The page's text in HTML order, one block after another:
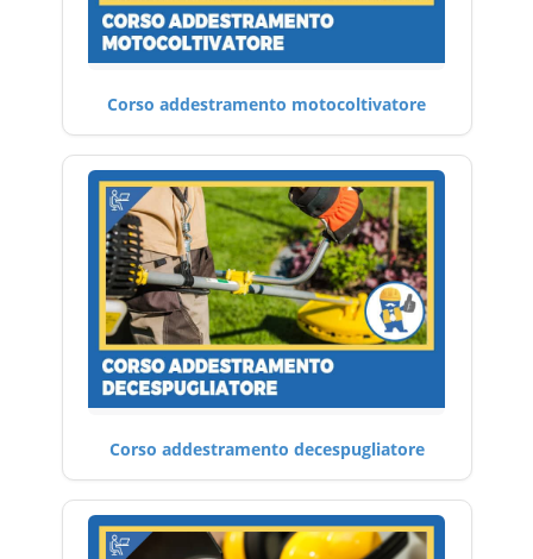
Corso addestramento motocoltivatore
Corso addestramento decespugliatore